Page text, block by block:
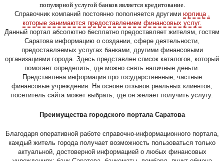
популярной услугой банков является кредитование.
Справочник компаний постоянно пополняется другими юрлица ,
которые занимаются предоставлением финансовых услуг.
Данный портал абсолютно бесплатно предоставляет жителям, гостям
Саратова информацию о создании, сфере деятельности,
предоставляемых услугах банками, другими финансовыми
организациями города. Здесь представлен список каталогов, который
помогает определить, где можно снять наличные деньги.
Представлена информация про государственные, частные
финансовые учреждения. На основе отзывов реальных клиентов,
посетитель сайта может выбрать, где он желает получить услугу.
Преимущества городского портала Саратова
Благодаря оперативной работе справочно-информационного портала,
каждый житель города получает возможность пользоваться только
актуальной, достоверной информацией о любых финансовых